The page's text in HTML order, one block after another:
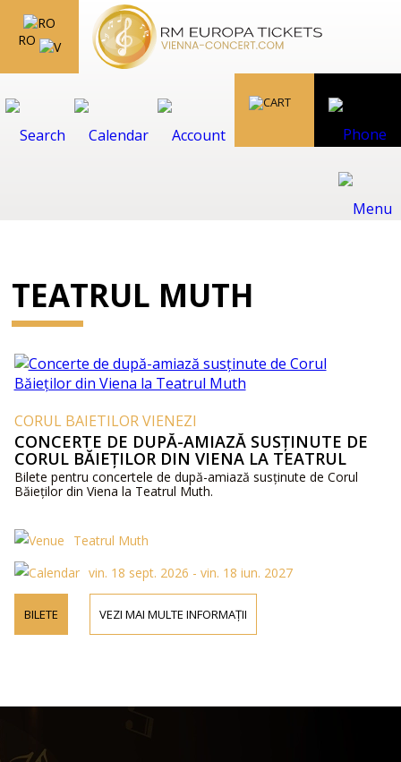
RO
TEATRUL MUTH
CORUL BAIETILOR VIENEZI
CONCERTE DE DUPĂ-AMIAZĂ SUSȚINUTE DE
CORUL BĂIEȚILOR DIN VIENA LA TEATRUL
MUTH
Bilete pentru concertele de după-amiază susținute de Corul
Băieților din Viena la Teatrul Muth.
Teatrul Muth
vin. 18 sept. 2026 - vin. 18 iun. 2027
BILETE VEZI MAI MULTE INFORMAȚII